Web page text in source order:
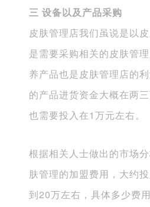
三 设备以及产品采购
皮肤管理店我们虽说是以
是需要采购相关的皮肤管
养产品也是皮肤管理店的
的产品进货资金大概在两
也需要投入在1万元左右。
根据相关人士做出的市场
肤管理的加盟费用，大约
到20万左右，具体多少费